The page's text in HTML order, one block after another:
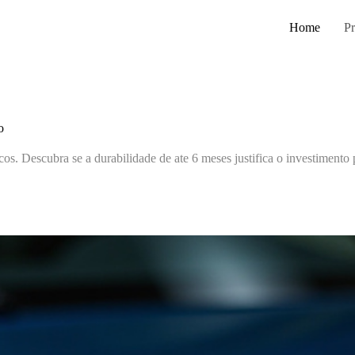
Home
Descubra se a durabilidade de ate 6 meses justifica o investimento